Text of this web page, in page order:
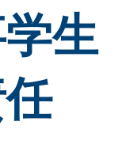
生